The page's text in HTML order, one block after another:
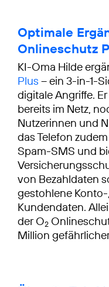
Optimale
Onlineschutz
KI-Oma Hilde
Plus – ein 3-in-1-
digitale Angriffe.
bereits im Netz,
Nutzerinnen und
das Telefon
Spam-SMS und
von Bezahldaten
gestohlene
Kundendaten.
der O2
Million